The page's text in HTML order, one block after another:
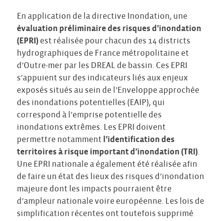
En application de la directive Inondation, une
évaluation préliminaire des risques d’inondation
(EPRI) est réalisée pour chacun des 14 districts
hydrographiques de France métropolitaine et
d’Outre-mer par les DREAL de bassin. Ces EPRI
s’appuient sur des indicateurs liés aux enjeux
exposés situés au sein de l’Enveloppe approchée
des inondations potentielles (EAIP), qui
correspond à l’emprise potentielle des
inondations extrêmes. Les EPRI doivent
permettre notamment l’identification des
territoires à risque important d’inondation (TRI).
Une EPRI nationale a également été réalisée afin
de faire un état des lieux des risques d’inondation
majeure dont les impacts pourraient être
d’ampleur nationale voire européenne. Les lois de
simplification récentes ont toutefois supprimé